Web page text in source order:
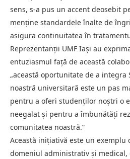
sens, s-a pus un accent deosebit
menține standardele înalte de
asigura continuitatea în
Reprezentanții UMF Iași au
entuziasmul față de această
„această oportunitate de a integra
noastră universitară este un pas
pentru a oferi studenților noștri o
neegalat și pentru a îmbunătăți
comunitatea noastră.”
Această inițiativă este un exemplu
domeniul administrativ și medical,